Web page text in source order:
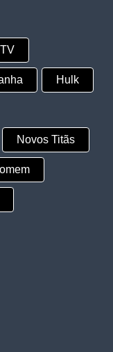
Hulk
Novos Titãs